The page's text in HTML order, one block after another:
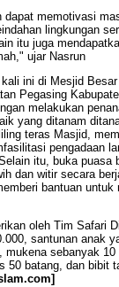
dapat memotivasi
lingkungan
itu juga
ujar Nasrun
ini di Mesjid
Pegasing
melakukan
yang ditanam
teras Masjid,
pengadaan
itu, buka puasa
dan witir secara
bantuan untuk
oleh Tim Safari
santunan anak
mukena sebanyak
50 batang, dan bibit